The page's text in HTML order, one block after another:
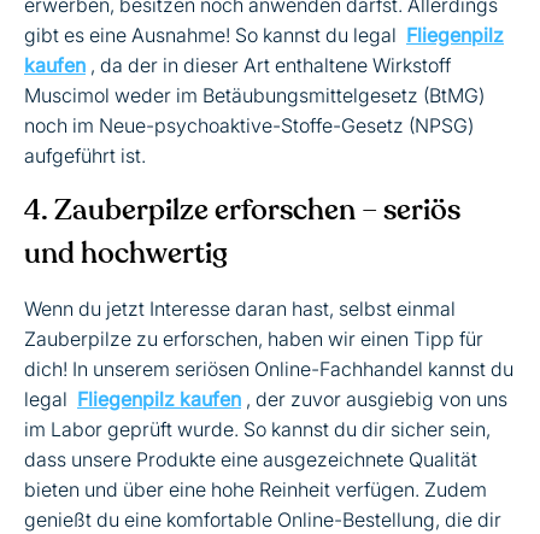
erwerben, besitzen noch anwenden darfst. Allerdings
gibt es eine Ausnahme! So kannst du legal Fliegenpilz
kaufen , da der in dieser Art enthaltene Wirkstoff
Muscimol weder im Betäubungsmittelgesetz (BtMG)
noch im Neue-psychoaktive-Stoffe-Gesetz (NPSG)
aufgeführt ist.
4. Zauberpilze erforschen – seriös
und hochwertig
Wenn du jetzt Interesse daran hast, selbst einmal
Zauberpilze zu erforschen, haben wir einen Tipp für
dich! In unserem seriösen Online-Fachhandel kannst du
legal Fliegenpilz kaufen , der zuvor ausgiebig von uns
im Labor geprüft wurde. So kannst du dir sicher sein,
dass unsere Produkte eine ausgezeichnete Qualität
bieten und über eine hohe Reinheit verfügen. Zudem
genießt du eine komfortable Online-Bestellung, die dir